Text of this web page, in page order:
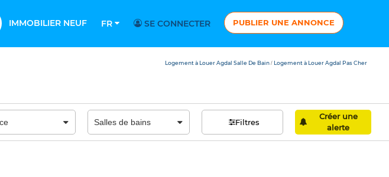
IMMOBILIER NEUF FR SE CONNECTER PUBLIER UNE ANNONCE
Logement à Louer Agdal Salle De Bain / Logement à Louer Agdal Pas Cher
Filtres
Créer une
alerte